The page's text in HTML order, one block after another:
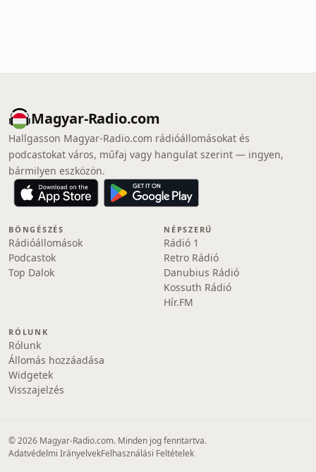
Magyar-Radio.com
Hallgasson Magyar-Radio.com rádióállomásokat és
podcastokat város, műfaj vagy hangulat szerint — ingyen,
bármilyen eszközön.
BÖNGÉSZÉS
Rádióállomások
Podcastok
Top Dalok
NÉPSZERŰ
Rádió 1
Retro Rádió
Danubius Rádió
Kossuth Rádió
Hír.FM
RÓLUNK
Rólunk
Állomás hozzáadása
Widgetek
Visszajelzés
© 2026 Magyar-Radio.com. Minden jog fenntartva.
Adatvédelmi IrányelvekFelhasználási Feltételek